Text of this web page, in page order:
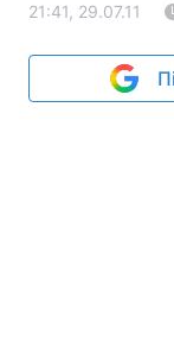
21:41, 29.07.11